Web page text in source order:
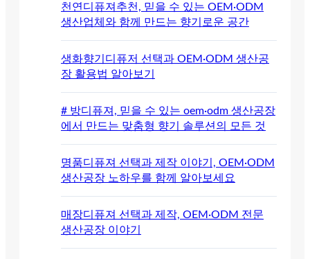
천연디퓨져추천, 믿을 수 있는 OEM·ODM
생산업체와 함께 만드는 향기로운 공간
생화향기디퓨저 선택과 OEM·ODM 생산공
장 활용법 알아보기
# 방디퓨져, 믿을 수 있는 oem·odm 생산공장
에서 만드는 맞춤형 향기 솔루션의 모든 것
명품디퓨져 선택과 제작 이야기, OEM·ODM
생산공장 노하우를 함께 알아보세요
매장디퓨져 선택과 제작, OEM·ODM 전문
생산공장 이야기